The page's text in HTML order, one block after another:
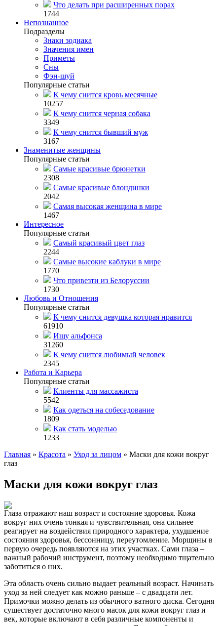
Что делать при расширенных порах
1744
Непознанное
Подразделы
Знаки зодиака
Значения имен
Приметы
Сны
Фэн-шуй
Популярные статьи
К чему снится кровь месячные
10257
К чему снится черная собака
3349
К чему снится бывший муж
3167
Знаменитые женщины
Популярные статьи
Самые красивые брюнетки
2308
Самые красивые блондинки
2042
Самая высокая женщина в мире
1467
Интересное
Популярные статьи
Самый красивый цвет глаз
2244
Самые высокие каблуки в мире
1770
Что привезти из Белоруссии
1730
Любовь и Отношения
Популярные статьи
К чему снится девушка которая нравится
61910
Ищу альфонса
31260
К чему снится любимый человек
2345
Работа и Карьера
Популярные статьи
Клиенты для массажиста
5542
Как одеться на собеседование
1809
Как стать моделью
1233
Главная » Красота » Уход за лицом » Маски для кожи вокруг
глаз
Маски для кожи вокруг глаз
Глаза отражают наш возраст и состояние здоровья. Кожа
вокруг них очень тонкая и чувствительная, она сильнее
реагирует на воздействия природного характера, ухудшение
состояния здоровья, бессонницу, переутомление. Морщины в
первую очередь появляются на этих участках. Сами глаза –
важный рабочий инструмент, поэтому необходимо тщательно
заботиться о них.
Эта область очень сильно выдает реальный возраст. Начинать
уход за ней следует как можно раньше – с двадцати лет.
Примочки можно делать из обычного ватного диска. Сегодня
существует достаточно много масок для кожи вокруг глаз и
век, которые включают в себя различные компоненты и